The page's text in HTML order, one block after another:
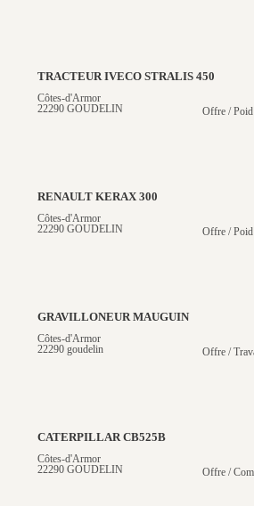
TRACTEUR IVECO STRALIS 450
Côtes-d'Armor
22290 GOUDELIN
Offre /
RENAULT KERAX 300
Côtes-d'Armor
22290 GOUDELIN
Offre /
GRAVILLONEUR MAUGUIN
Côtes-d'Armor
22290 goudelin
Offre /
CATERPILLAR CB525B
Côtes-d'Armor
22290 GOUDELIN
Offre /